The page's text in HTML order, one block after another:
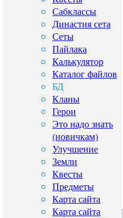
Сабклассы
Династия сета
Сеты
Пайлака
Калькулятор
Каталог файлов
БД
Кланы
Герои
Это надо знать
(новичкам)
Улучшение
Земли
Квесты
Предметы
Карта сайта
Карта сайта